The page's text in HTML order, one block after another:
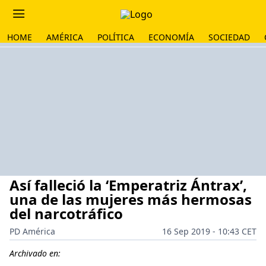
HOME AMÉRICA POLÍTICA ECONOMÍA SOCIEDAD
Así falleció la ‘Emperatriz Ántrax’,
una de las mujeres más hermosas
del narcotráfico
PD América
16 Sep 2019 - 10:43 CET
Archivado en: